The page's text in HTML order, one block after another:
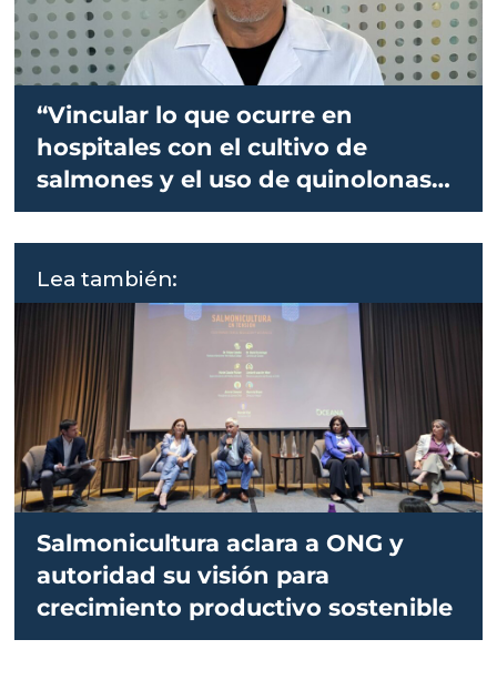
“Vincular lo que ocurre en
hospitales con el cultivo de
salmones y el uso de quinolonas
es antojadizo”
Lea también:
Salmonicultura aclara a ONG y
autoridad su visión para
crecimiento productivo sostenible